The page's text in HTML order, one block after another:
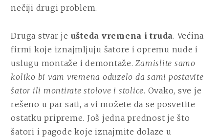
nečiji drugi problem.
Druga stvar je ušteda vremena i truda. Većina
firmi koje iznajmljuju šatore i opremu nude i
uslugu montaže i demontaže.Zamislite samo
koliko bi vam vremena oduzelo da sami postavite
šator ili montirate stolove i stolice. Ovako, sve je
rešeno u par sati, a vi možete da se posvetite
ostatku pripreme. Još jedna prednost je što
šatori i pagode koje iznajmite dolaze u